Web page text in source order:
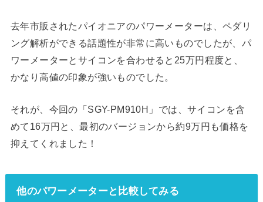
去年市販されたパイオニアのパワーメーターは、ペダリ
ング解析ができる話題性が非常に高いものでしたが、パ
ワーメーターとサイコンを合わせると25万円程度と、
かなり高値の印象が強いものでした。
それが、今回の「SGY-PM910H」では、サイコンを含
めて16万円と、最初のバージョンから約9万円も価格を
抑えてくれました！
他のパワーメーターと比較してみる